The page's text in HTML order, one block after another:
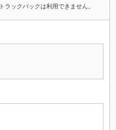
トラックバックは利用できません。